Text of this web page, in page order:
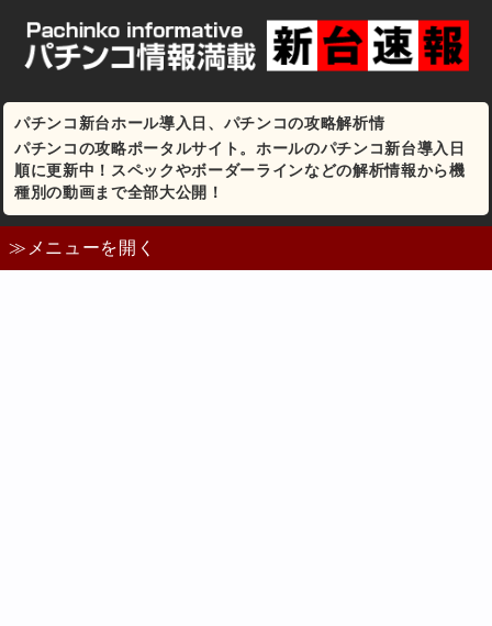
パチンコ新台ホール導入日、パチンコの攻略解析情
パチンコの攻略ポータルサイト。ホールのパチンコ新台導入日
順に更新中！スペックやボーダーラインなどの解析情報から機
種別の動画まで全部大公開！
≫メニューを開く